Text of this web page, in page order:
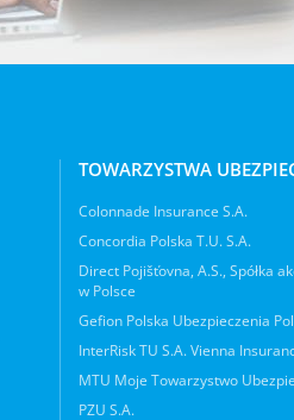
TOWARZYSTWA
Colonnade Insurance S.A.
Concordia Polska T.U. S.A.
Direct Pojišťovna, A.S., Spółka
w Polsce
Gefion Polska Ubezpieczenia
InterRisk TU S.A. Vienna
MTU Moje Towarzystwo
PZU S.A.